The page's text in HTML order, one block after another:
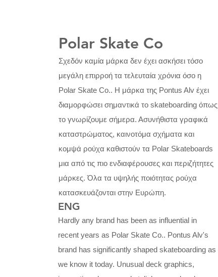
Polar Skate Co
Σχεδόν καμία μάρκα δεν έχει ασκήσει τόσο
μεγάλη επιρροή τα τελευταία χρόνια όσο η
Polar Skate Co.. Η μάρκα της Pontus Alv έχει
διαμορφώσει σημαντικά το skateboarding όπως
το γνωρίζουμε σήμερα. Ασυνήθιστα γραφικά
καταστρώματος, καινοτόμα σχήματα και
κομψά ρούχα καθιστούν τα Polar Skateboards
μια από τις πιο ενδιαφέρουσες και περιζήτητες
μάρκες. Όλα τα υψηλής ποιότητας ρούχα
κατασκευάζονται στην Ευρώπη.
ENG
Hardly any brand has been as influential in
recent years as Polar Skate Co.. Pontus Alv's
brand has significantly shaped skateboarding as
we know it today. Unusual deck graphics,